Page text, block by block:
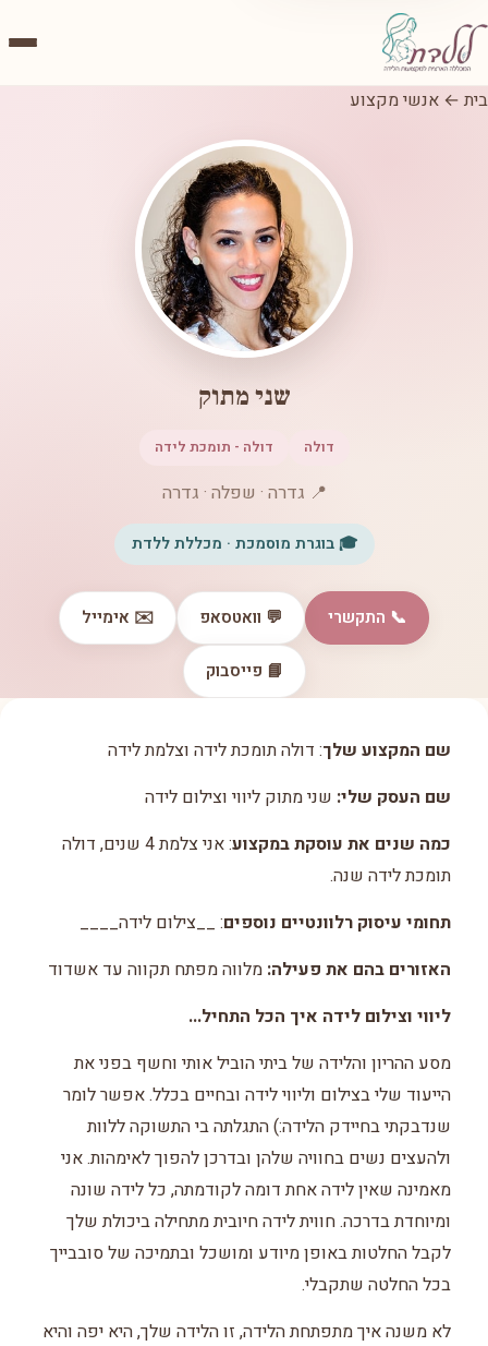
בית ← אנשי מקצוע
שני מתוק
דולה דולה - תומכת לידה
📍 גדרה · שפלה · גדרה
🎓 בוגרת מוסמכת · מכללת ללדת
📞 התקשרי 💬 וואטסאפ ✉️ אימייל
📘 פייסבוק
שם המקצוע שלך: דולה תומכת לידה וצלמת לידה
שם העסק שלי: שני מתוק ליווי וצילום לידה
כמה שנים את עוסקת במקצוע
: אני צלמת 4 שנים, דולה
תומכת לידה שנה.
תחומי עיסוק רלוונטיים נוספים: __צילום לידה____
האזורים בהם את פעילה: מלווה מפתח תקווה עד אשדוד
ליווי וצילום לידה איך הכל התחיל...
מסע ההריון והלידה של ביתי הוביל אותי וחשף בפני את
הייעוד שלי בצילום וליווי לידה ובחיים בכלל. אפשר לומר
שנדבקתי בחיידק הלידה:) התגלתה בי התשוקה ללוות
ולהעצים נשים בחוויה שלהן ובדרכן להפוך לאימהות. אני
מאמינה שאין לידה אחת דומה לקודמתה, כל לידה שונה
ומיוחדת בדרכה. חווית לידה חיובית מתחילה ביכולת שלך
לקבל החלטות באופן מיודע ומושכל ובתמיכה של סובבייך
בכל החלטה שתקבלי.
לא משנה איך מתפתחת הלידה, זו הלידה שלך, היא יפה והיא